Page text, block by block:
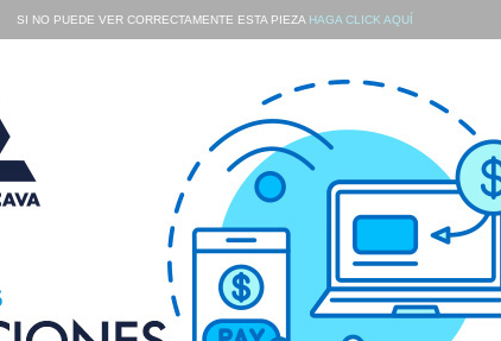
SI NO PUEDE VER CORRECTAMENTE ESTA PIEZA HAGA CLICK AQUÍ